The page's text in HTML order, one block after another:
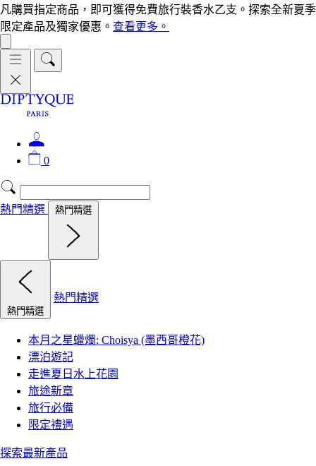
凡購買指定商品，即可獲得免費旅行裝香水乙支。探索全新夏季
限定產品及獨家優惠。 查看更多。
0
熱門精選 熱門精選
熱門精選
熱門精選
本月之星蠟燭: Choisya (墨西哥橙花)
漂泊遊記
走進夏日水上花園
旅途新章
旅行必備
限定禮遇
探索最新產品